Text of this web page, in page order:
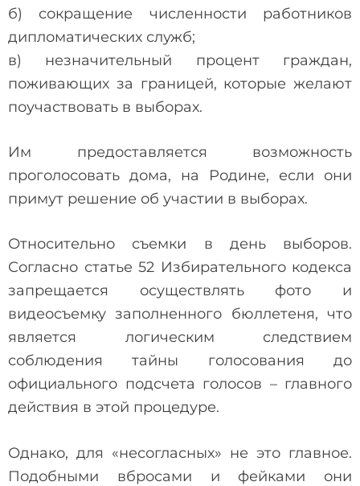
б) сокращение численности работников
дипломатических служб;
в) незначительный процент граждан,
поживающих за границей, которые желают
поучаствовать в выборах.
Им предоставляется возможность
проголосовать дома, на Родине, если они
примут решение об участии в выборах.
Относительно съемки в день выборов.
Согласно статье 52 Избирательного кодекса
запрещается осуществлять фото и
видеосъемку заполненного бюллетеня, что
является логическим следствием
соблюдения тайны голосования до
официального подсчета голосов – главного
действия в этой процедуре.
Однако, для «несогласных» не это главное.
Подобными вбросами и фейками они